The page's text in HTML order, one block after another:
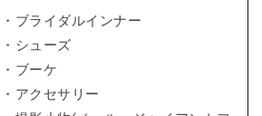
・ブライダルインナー
・シューズ
・ブーケ
・アクセサリー